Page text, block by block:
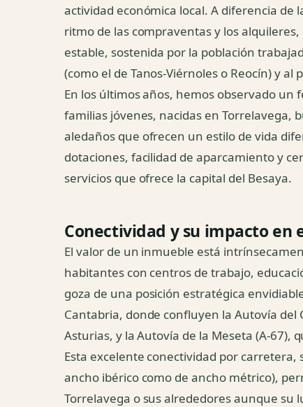
actividad económica local. A diferencia de
ritmo de las compraventas y los
estable, sostenida por la población
(como el de Tanos-Viérnoles o Reocín) y
En los últimos años, hemos observado
familias jóvenes, nacidas en Torrelavega,
aledaños que ofrecen un estilo de vida
dotaciones, facilidad de aparcamiento y
servicios que ofrece la capital del Besaya.
Conectividad y su impacto
El valor de un inmueble está
habitantes con centros de trabajo,
goza de una posición estratégica
Cantabria, donde confluyen la Autovía del
Asturias, y la Autovía de la Meseta (A-67),
Esta excelente conectividad por
ancho ibérico como de ancho métrico),
Torrelavega o sus alrededores aunque